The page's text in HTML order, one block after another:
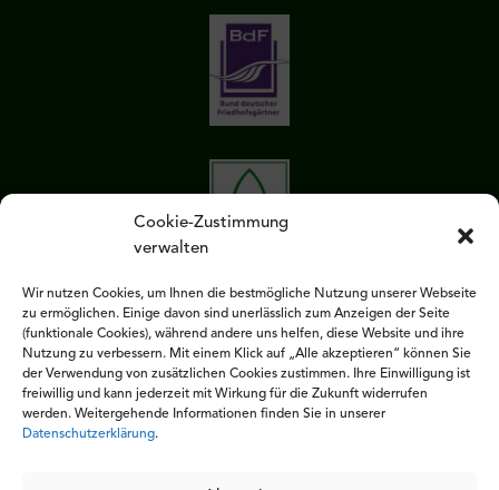
Cookie-Zustimmung
verwalten
Wir nutzen Cookies, um Ihnen die bestmögliche Nutzung unserer Webseite
zu ermöglichen. Einige davon sind unerlässlich zum Anzeigen der Seite
(funktionale Cookies), während andere uns helfen, diese Website und ihre
Nutzung zu verbessern. Mit einem Klick auf „Alle akzeptieren“ können Sie
der Verwendung von zusätzlichen Cookies zustimmen. Ihre Einwilligung ist
freiwillig und kann jederzeit mit Wirkung für die Zukunft widerrufen
werden. Weitergehende Informationen finden Sie in unserer
Datenschutzerklärung.